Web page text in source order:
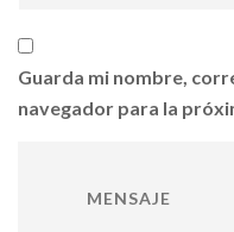
Guarda mi nombre,
navegador para la